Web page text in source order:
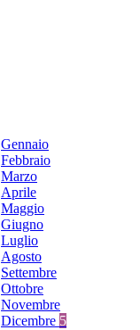
Gennaio
Febbraio
Marzo
Aprile
Maggio
Giugno
Luglio
Agosto
Settembre
Ottobre
Novembre
Dicembre 5